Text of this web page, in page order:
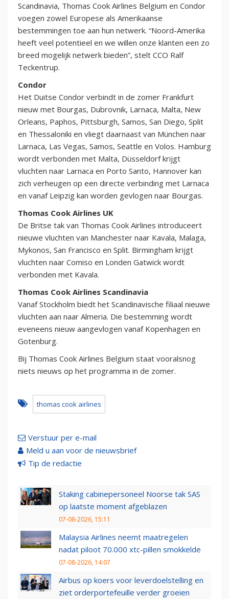
Scandinavia, Thomas Cook Airlines Belgium en Condor
voegen zowel Europese als Amerikaanse
bestemmingen toe aan hun netwerk. “Noord-Amerika
heeft veel potentieel en we willen onze klanten een zo
breed mogelijk netwerk bieden”, stelt CCO Ralf
Teckentrup.
Condor
Het Duitse Condor verbindt in de zomer Frankfurt
nieuw met Bourgas, Dubrovnik, Larnaca, Malta, New
Orleans, Paphos, Pittsburgh, Samos, San Diego, Split
en Thessaloniki en vliegt daarnaast van München naar
Larnaca, Las Vegas, Samos, Seattle en Volos. Hamburg
wordt verbonden met Malta, Düsseldorf krijgt
vluchten naar Larnaca en Porto Santo, Hannover kan
zich verheugen op een directe verbinding met Larnaca
en vanaf Leipzig kan worden gevlogen naar Bourgas.
Thomas Cook Airlines UK
De Britse tak van Thomas Cook Airlines introduceert
nieuwe vluchten van Manchester naar Kavala, Malaga,
Mykonos, San Francisco en Split. Birmingham krijgt
vluchten naar Comiso en Londen Gatwick wordt
verbonden met Kavala.
Thomas Cook Airlines Scandinavia
Vanaf Stockholm biedt het Scandinavische filiaal nieuwe
vluchten aan naar Almeria. Die bestemming wordt
eveneens nieuw aangevlogen vanaf Kopenhagen en
Gotenburg.
Bij Thomas Cook Airlines Belgium staat vooralsnog
niets nieuws op het programma in de zomer.
thomas cook airlines
Verstuur per e-mail
Meld u aan voor de nieuwsbrief
Tip de redactie
Staking cabinepersoneel Noorse tak SAS
op laatste moment afgeblazen
07-08-2026, 15:11
Malaysia Airlines neemt maatregelen
nadat piloot 70.000 xtc-pillen smokkelde
07-08-2026, 14:07
Airbus op koers voor leverdoelstelling en
ziet orderportefeuille verder groeien